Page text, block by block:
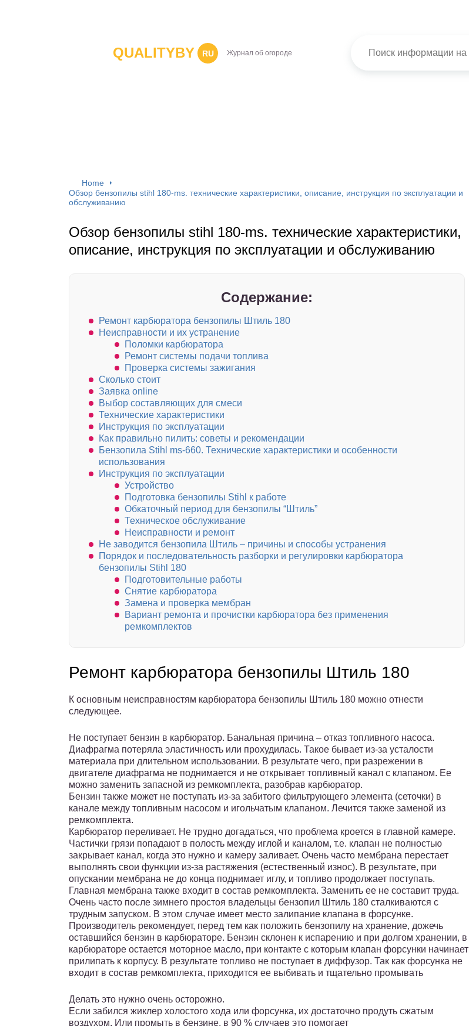
QUALITYBY RU Журнал об огороде
Home
Обзор бензопилы stihl 180-ms. технические характеристики, описание, инструкция по эксплуатации и
обслуживанию
Обзор бензопилы stihl 180-ms. технические характеристики,
описание, инструкция по эксплуатации и обслуживанию
Содержание:
Ремонт карбюратора бензопилы Штиль 180
Неисправности и их устранение
Поломки карбюратора
Ремонт системы подачи топлива
Проверка системы зажигания
Сколько стоит
Заявка online
Выбор составляющих для смеси
Технические характеристики
Инструкция по эксплуатации
Как правильно пилить: советы и рекомендации
Бензопила Stihl ms-660. Технические характеристики и особенности
использования
Инструкция по эксплуатации
Устройство
Подготовка бензопилы Stihl к работе
Обкаточный период для бензопилы “Штиль”
Техническое обслуживание
Неисправности и ремонт
Не заводится бензопила Штиль – причины и способы устранения
Порядок и последовательность разборки и регулировки карбюратора
бензопилы Stihl 180
Подготовительные работы
Снятие карбюратора
Замена и проверка мембран
Вариант ремонта и прочистки карбюратора без применения
ремкомплектов
Ремонт карбюратора бензопилы Штиль 180
К основным неисправностям карбюратора бензопилы Штиль 180 можно отнести
следующее.
Не поступает бензин в карбюратор. Банальная причина – отказ топливного насоса.
Диафрагма потеряла эластичность или прохудилась. Такое бывает из-за усталости
материала при длительном использовании. В результате чего, при разрежении в
двигателе диафрагма не поднимается и не открывает топливный канал с клапаном. Ее
можно заменить запасной из ремкомплекта, разобрав карбюратор.
Бензин также может не поступать из-за забитого фильтрующего элемента (сеточки) в
канале между топливным насосом и игольчатым клапаном. Лечится также заменой из
ремкомплекта.
Карбюратор переливает. Не трудно догадаться, что проблема кроется в главной камере.
Частички грязи попадают в полость между иглой и каналом, т.е. клапан не полностью
закрывает канал, когда это нужно и камеру заливает. Очень часто мембрана перестает
выполнять свои функции из-за растяжения (естественный износ). В результате, при
опускании мембрана не до конца поднимает иглу, и топливо продолжает поступать.
Главная мембрана также входит в состав ремкомплекта. Заменить ее не составит труда.
Очень часто после зимнего простоя владельцы бензопил Штиль 180 сталкиваются с
трудным запуском. В этом случае имеет место залипание клапана в форсунке.
Производитель рекомендует, перед тем как положить бензопилу на хранение, дожечь
оставшийся бензин в карбюраторе. Бензин склонен к испарению и при долгом хранении, в
карбюраторе остается моторное масло, при контакте с которым клапан форсунки начинает
прилипать к корпусу. В результате топливо не поступает в диффузор. Так как форсунка не
входит в состав ремкомплекта, приходится ее выбивать и тщательно промывать
Делать это нужно очень осторожно.
Если забился жиклер холостого хода или форсунка, их достаточно продуть сжатым
воздухом. Или промыть в бензине, в 90 % случаев это помогает